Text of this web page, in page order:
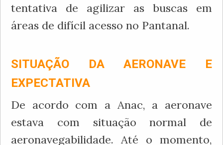
tentativa de agilizar as buscas em
áreas de difícil acesso no Pantanal.
SITUAÇÃO DA AERONAVE E
EXPECTATIVA
De acordo com a Anac, a aeronave
estava com situação normal de
aeronavegabilidade. Até o momento,